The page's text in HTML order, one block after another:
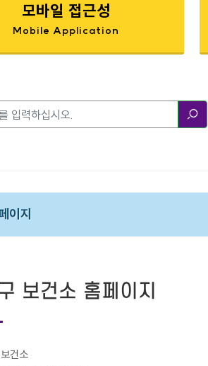
모바일 접근성
Mobile Application
이지
보건소 홈페이지
건소